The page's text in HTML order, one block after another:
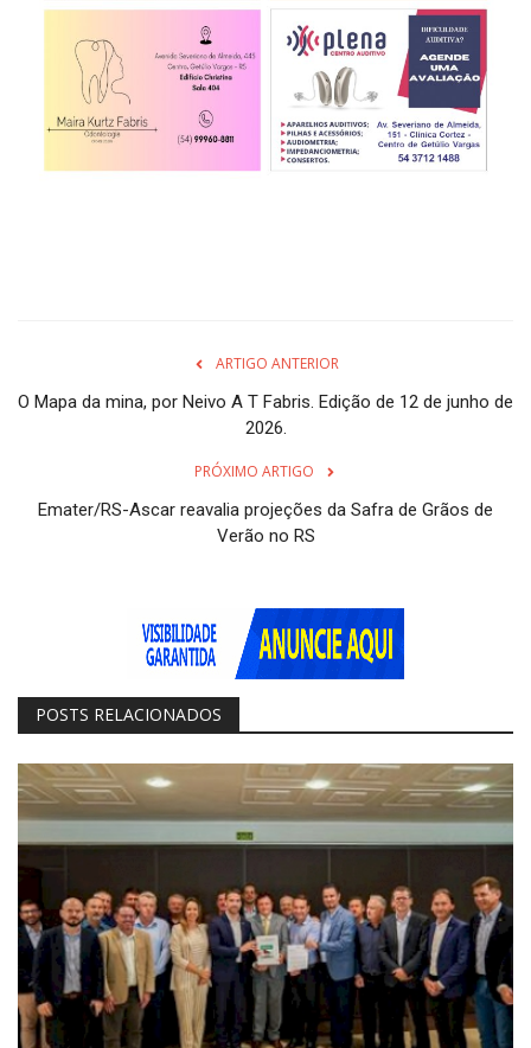
ARTIGO ANTERIOR
O Mapa da mina, por Neivo A T Fabris. Edição de 12 de junho de
2026.
PRÓXIMO ARTIGO
Emater/RS-Ascar reavalia projeções da Safra de Grãos de
Verão no RS
POSTS RELACIONADOS